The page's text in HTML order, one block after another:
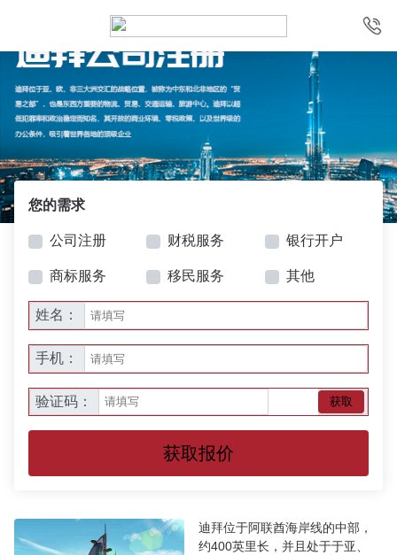
您的需求
公司注册 财税服务 银行开户
商标服务 移民服务 其他
姓名：
手机：
验证码： 获取
获取报价
迪拜位于阿联酋海岸线的中部，
约400英里长，并且处于于亚、